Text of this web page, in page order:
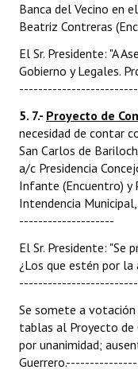
Banca del Vecino en
Beatriz Contreras
El Sr. Presidente: "A
Gobierno y Legales.
5. 7.- Proyecto de
necesidad de contar
San Carlos de
a/c Presidencia
Infante (Encuentro) y
Intendencia
--------------------
El Sr. Presidente:
¿Los que estén por
Se somete a
tablas al Proyecto de
por unanimidad;